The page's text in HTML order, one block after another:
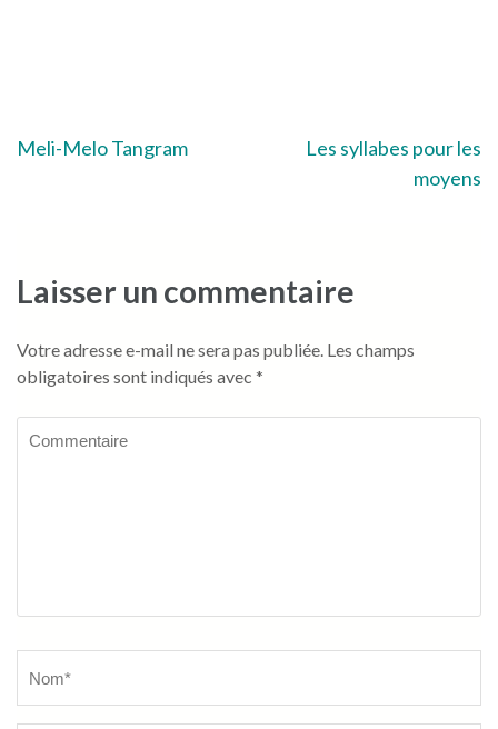
Navigation
Meli-Melo Tangram
Les syllabes pour les
moyens
Laisser un commentaire
Votre adresse e-mail ne sera pas publiée. Les champs
obligatoires sont indiqués avec *